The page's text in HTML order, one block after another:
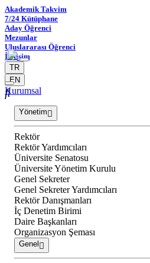
Akademik Takvim
7/24 Kütüphane
Aday Öğrenci
Mezunlar
Uluslararası Öğrenci
İletişim
TR
EN
Kurumsal
Yönetim
Rektör
Rektör Yardımcıları
Üniversite Senatosu
Üniversite Yönetim Kurulu
Genel Sekreter
Genel Sekreter Yardımcıları
Rektör Danışmanları
İç Denetim Birimi
Daire Başkanları
Organizasyon Şeması
Genel